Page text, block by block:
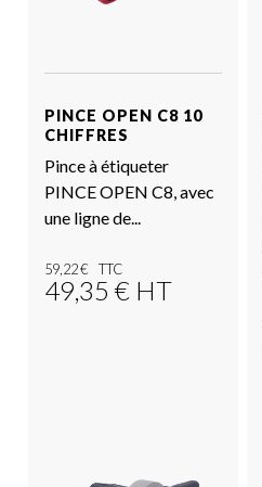
PINCE OPEN C8 10
CHIFFRES
Pince à étiqueter
PINCE OPEN C8, avec
une ligne de...
59,22€
49,35€ HT